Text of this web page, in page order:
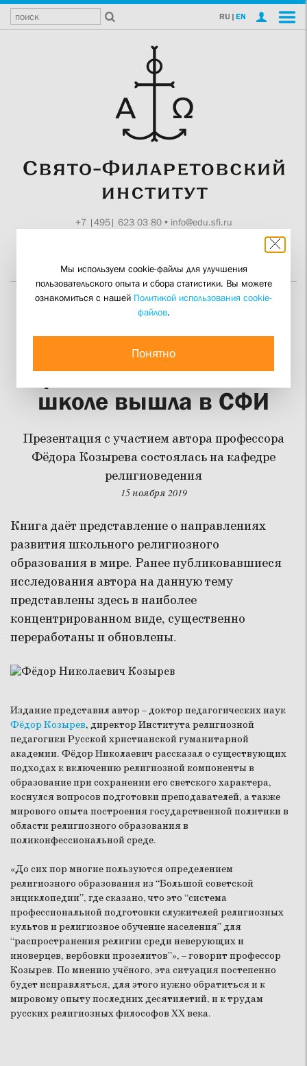
RU | EN
+7 |495| 623 03 80• info@edu.sfi.ru
Монография о
религиозном
образовании в светской
школе вышла в СФИ
Презентация с участием автора профессора
Фёдора Козырева состоялась на кафедре
религиоведения
15 ноября 2019
Книга даёт представление о направлениях
развития школьного религиозного
образования в мире. Ранее публиковавшиеся
исследования автора на данную тему
представлены здесь в наиболее
концентрированном виде, существенно
переработаны и обновлены.
Издание представил автор – доктор педагогических наук
Фёдор Козырев, директор Института религиозной
педагогики Русской христианской гуманитарной
академии. Фёдор Николаевич рассказал о существующих
подходах к включению религиозной компоненты в
образование при сохранении его светского характера,
коснулся вопросов подготовки преподавателей, а также
мирового опыта построения государственной политики в
области религиозного образования в
поликонфессиональной среде.
«До сих пор многие пользуются определением
религиозного образования из “Большой советской
энциклопедии”, где сказано, что это “система
профессиональной подготовки служителей религиозных
культов и религиозное обучение населения” для
“распространения религии среди неверующих и
иноверцев, вербовки прозелитов”», – говорит профессор
Козырев. По мнению учёного, эта ситуация постепенно
будет исправляться, для этого нужно обратиться и к
мировому опыту последних десятилетий, и к трудам
русских религиозных философов XX века.
Мы используем cookie-файлы для улучшения
пользовательского опыта и сбора статистики. Вы можете
ознакомиться с нашей Политикой использования cookie-
файлов.
Понятно